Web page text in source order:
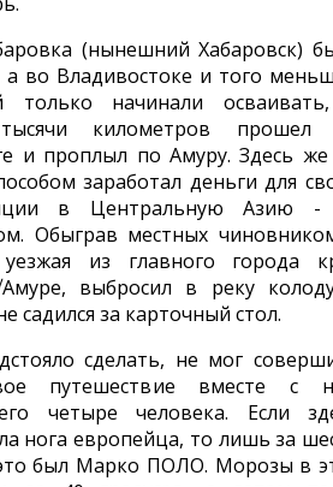
(нынешний Хабаровск)
а во Владивостоке и того
только начинали
километров прошел
и проплыл по Амуру. Здесь
заработал деньги для
в Центральную Азию -
Обыграв местных
из главного города
выбросил в реку
садился за карточный стол.
сделать, не мог
путешеcтвие вместе с
четыре человека. Если
нога европейца, то лишь за
был Марко ПОЛО. Морозы в